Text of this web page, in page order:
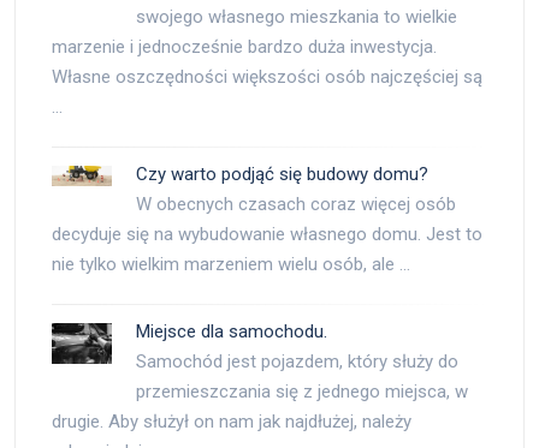
swojego własnego mieszkania to wielkie
marzenie i jednocześnie bardzo duża inwestycja.
Własne oszczędności większości osób najczęściej są
…
Czy warto podjąć się budowy domu?
W obecnych czasach coraz więcej osób
decyduje się na wybudowanie własnego domu. Jest to
nie tylko wielkim marzeniem wielu osób, ale …
Miejsce dla samochodu.
Samochód jest pojazdem, który służy do
przemieszczania się z jednego miejsca, w
drugie. Aby służył on nam jak najdłużej, należy